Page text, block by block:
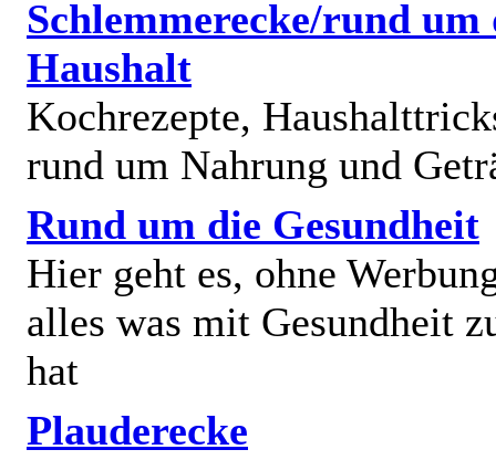
Schlemmerecke/rund um
Haushalt
Kochrezepte,
rund um Nahrung und
Rund um die Gesundheit
Hier geht es, ohne
alles was mit Gesundheit
hat
Plauderecke